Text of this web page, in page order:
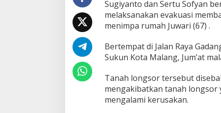
a
h
i
a
a
Sugiyanto dan Sertu Sofyan
melaksanakan evakuasi
menimpa rumah Juwari (67) .
Bertempat di Jalan Raya
Sukun Kota Malang, Jum’at
Tanah longsor tersebut
mengakibatkan tanah longsor
mengalami kerusakan.